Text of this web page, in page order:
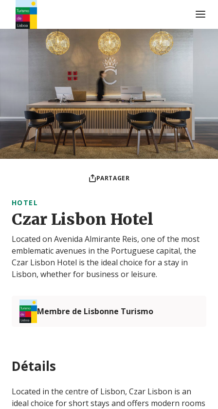
Logo de Turismo de Lisboa
PARTAGER
HOTEL
Czar Lisbon Hotel
Located on Avenida Almirante Reis, one of the most
emblematic avenues in the Portuguese capital, the
Czar Lisbon Hotel is the ideal choice for a stay in
Lisbon, whether for business or leisure.
Membre de Lisbonne Turismo
Détails
Located in the centre of Lisbon, Czar Lisbon is an
ideal choice for short stays and offers modern rooms